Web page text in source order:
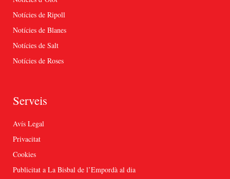
Notícies de Ripoll
Notícies de Blanes
Notícies de Salt
Notícies de Roses
Serveis
Avís Legal
Privacitat
Cookies
Publicitat a La Bisbal de l’Empordà al dia